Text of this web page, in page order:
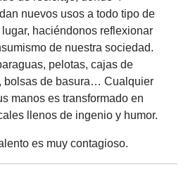
nuevos usos a todo tipo de
haciéndonos reflexionar
de nuestra sociedad.
pelotas, cajas de
bolsas de basura… Cualquier
manos es transformado en
llenos de ingenio y humor.
es muy contagioso.